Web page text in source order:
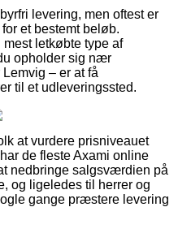
levering, men oftest er
et bestemt beløb.
letkøbte type af
opholder sig nær
– er at få
til et udleveringssted.
at vurdere prisniveauet
de fleste Axami online
nedbringe salgsværdien på
og ligeledes til herrer og
gange præstere levering